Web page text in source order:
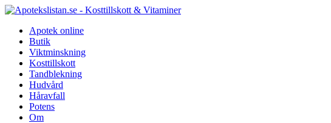
Apotek online
Butik
Viktminskning
Kosttillskott
Tandblekning
Hudvård
Håravfall
Potens
Om